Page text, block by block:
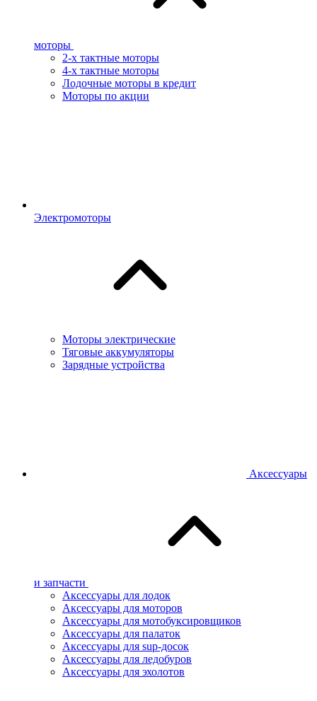
моторы
2-х тактные моторы
4-х тактные моторы
Лодочные моторы в кредит
Моторы по акции
Электромоторы
Моторы электрические
Тяговые аккумуляторы
Зарядные устройства
Аксессуары
и запчасти
Аксессуары для лодок
Аксессуары для моторов
Аксессуары для мотобуксировщиков
Аксессуары для палаток
Аксессуары для sup-досок
Аксессуары для ледобуров
Аксессуары для эхолотов